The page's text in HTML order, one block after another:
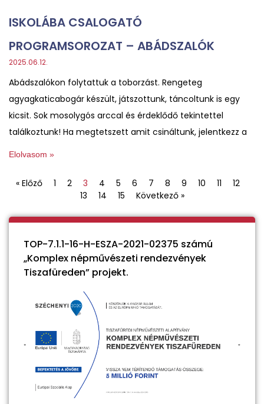
ISKOLÁBA CSALOGATÓ
PROGRAMSOROZAT – ABÁDSZALÓK
2025.06.12.
Abádszalókon folytattuk a toborzást. Rengeteg
agyagkaticabogár készült, játszottunk, táncoltunk is egy
kicsit. Sok mosolygós arccal és érdeklődő tekintettel
találkoztunk! Ha megtetszett amit csináltunk, jelentkezz a
Elolvasom »
« Előző 1 2 3 4 5 6 7 8 9 10 11
12
13
14 15 Következő »
TOP-7.1.1-16-H-ESZA-2021-02375 számú
„Komplex népművészeti rendezvények
Tiszafüreden” projekt.